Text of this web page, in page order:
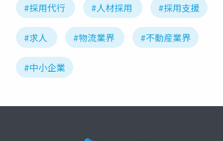
#採用代行 #人材採用 #採用支援
#求人 #物流業界 #不動産業界
#中小企業